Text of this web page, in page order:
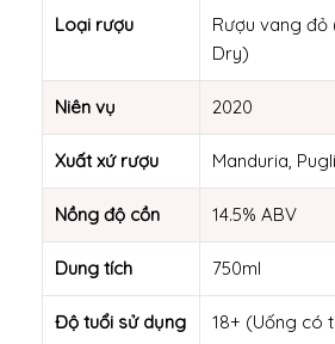
Loại rượu
Rượu vang đỏ
Dry)
Niên vụ 2020
Xuất xứ rượu Manduria,
Nồng độ cồn 14.5% ABV
Dung tích 750ml
Độ tuổi sử dụng 18+ (Uống có